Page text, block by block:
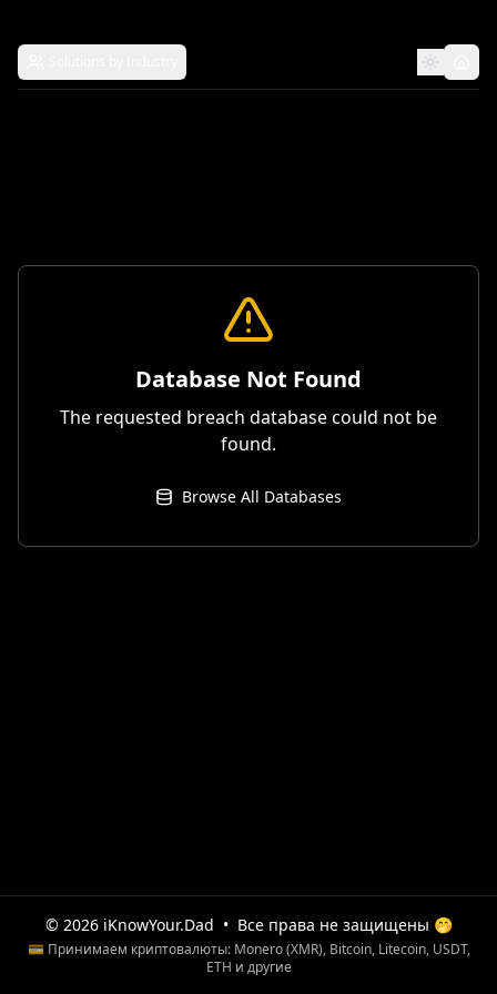
Database Not Found
The requested breach database could not be
found.
Browse All Databases
© 2026 iKnowYour.Dad • Все права не защищены 🤭
💳 Принимаем криптовалюты: Monero (XMR), Bitcoin, Litecoin, USDT,
ETH и другие